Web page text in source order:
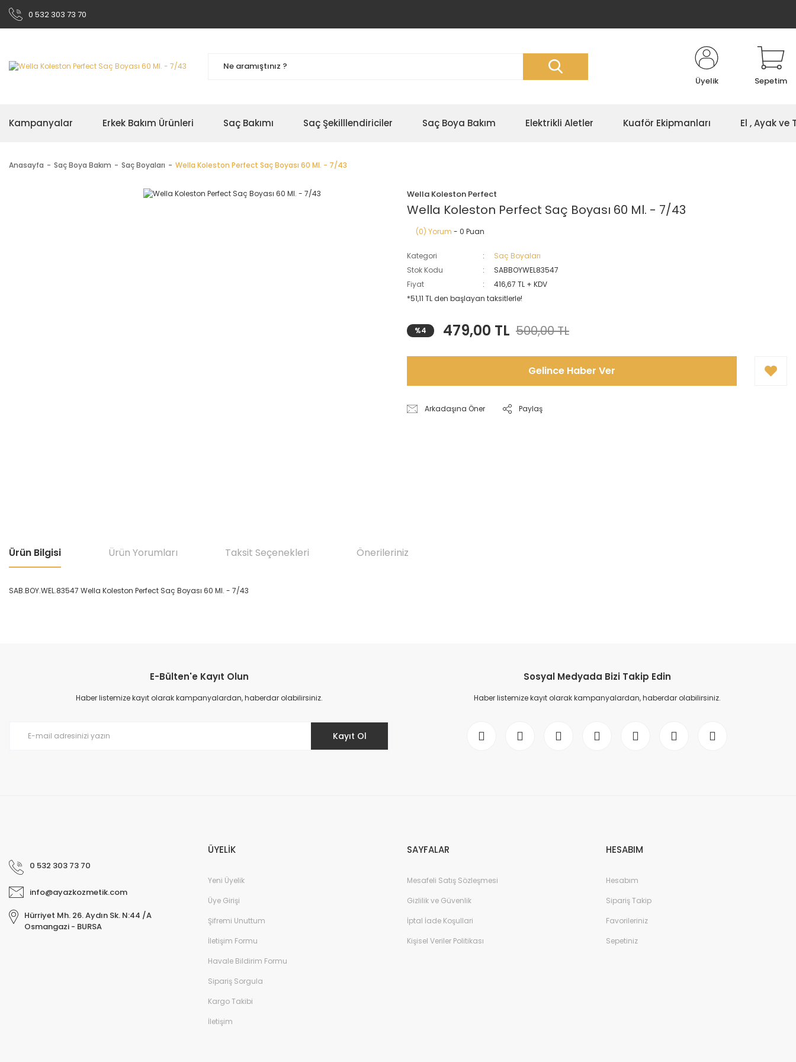
0 532 303 73 70
Üyelik Sepetim
Kampanyalar Erkek Bakım Ürünleri Saç Bakımı Saç Şekilllendiriciler Saç Boya Bakım Elektrikli Aletler Kuaför Ekipmanları El , Ayak ve
Anasayfa Saç Boya Bakım Saç Boyaları Wella Koleston Perfect Saç Boyası 60 Ml. - 7/43
Wella Koleston Perfect
Wella Koleston Perfect Saç Boyası 60 Ml. - 7/43
(0) Yorum - 0 Puan
Kategori
Saç Boyaları
Stok Kodu
SABBOYWEL83547
Fiyat
416,67 TL + KDV
*51,11 TL den başlayan taksitlerle!
%4 479,00 TL 500,00 TL
Gelince Haber Ver
Arkadaşına Öner Paylaş
Ürün Bilgisi Ürün Yorumları Taksit Seçenekleri Önerileriniz
SAB.BOY.WEL.83547 Wella Koleston Perfect Saç Boyası 60 Ml. - 7/43
Ürün resmi kalitesiz, bozuk veya görüntülenemiyor.
Ürün açıklamasında eksik bilgiler bulunuyor.
E-Bülten'e Kayıt Olun
Haber listemize kayıt olarak kampanyalardan, haberdar olabilirsiniz.
Kayıt Ol
Sosyal Medyada Bizi Takip Edin
Haber listemize kayıt olarak kampanyalardan, haberdar olabilirsiniz.
0 532 303 73 70
info@ayazkozmetik.com
Hürriyet Mh. 26. Aydın Sk. N:44 /A
Osmangazi - BURSA
ÜYELİK
Yeni Üyelik
Üye Girişi
Şifremi Unuttum
İletişim Formu
Havale Bildirim Formu
Sipariş Sorgula
Kargo Takibi
İletişim
SAYFALAR
Mesafeli Satış Sözleşmesi
Gizlilik ve Güvenlik
İptal İade Koşullari
Kişisel Veriler Politikası
HESABIM
Hesabım
Sipariş Takip
Favorileriniz
Sepetiniz